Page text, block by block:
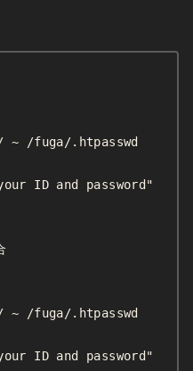
~ /fuga/.htpasswd
ID and password"
~ /fuga/.htpasswd
ID and password"